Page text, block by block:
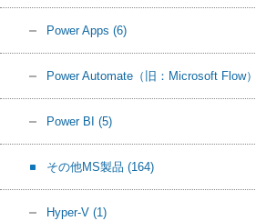
Power Apps (6)
Power Automate（旧：Microsoft Flow）
Power BI (5)
その他MS製品 (164)
Hyper-V (1)